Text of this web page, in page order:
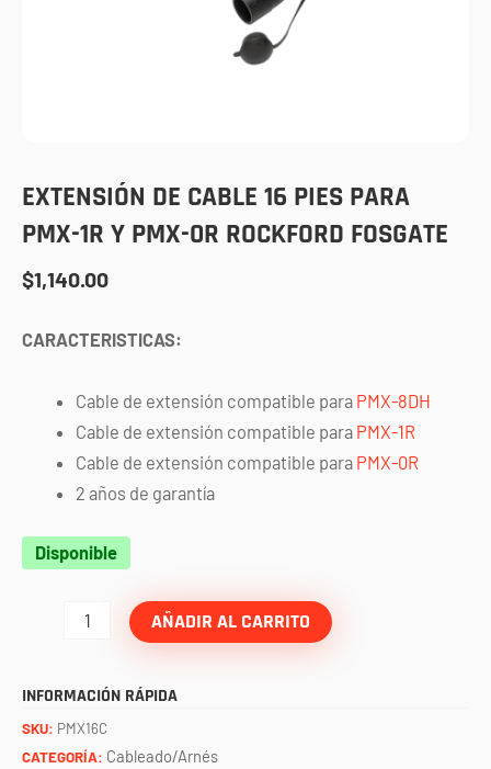
EXTENSIÓN DE CABLE 16 PIES PARA
PMX-1R Y PMX-0R ROCKFORD FOSGATE
$1,140.00
CARACTERISTICAS:
Cable de extensión compatible para PMX-8DH
Cable de extensión compatible para PMX-1R
Cable de extensión compatible para PMX-0R
2 años de garantía
Disponible
Extensión
PMX-
AÑADIR AL CARRITO
INFORMACIÓN RÁPIDA
SKU: PMX16C
CATEGORÍA: Cableado/Arnés